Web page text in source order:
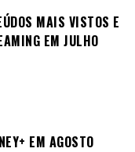
MAIS VISTOS E
EM JULHO
EM AGOSTO